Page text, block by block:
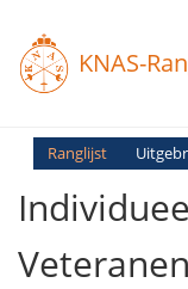
KNAS-
Ranglijst